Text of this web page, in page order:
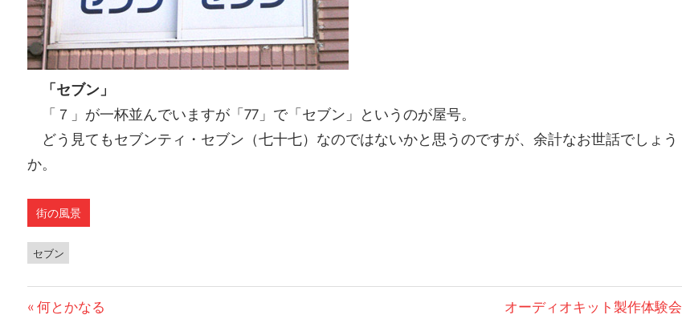
「セブン」
「７」が一杯並んでいますが「77」で「セブン」というのが屋号。
どう見てもセブンティ・セブン（七十七）なのではないかと思うのですが、余計なお世話でしょう
か。
街の風景
セブン
前
何とかなる
次
オーディオキット製作体験会